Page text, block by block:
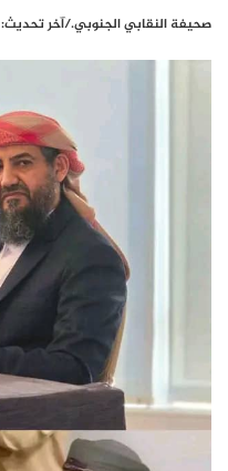
صحيفة النقابي الجنوبي./آخر تحديث: 2 مارس، 2026